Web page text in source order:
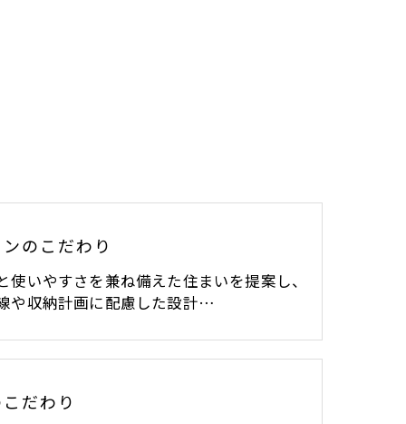
のこだわり
使いやすさを兼ね備えた住まいを提案し、
や収納計画に配慮した設計…
だわり